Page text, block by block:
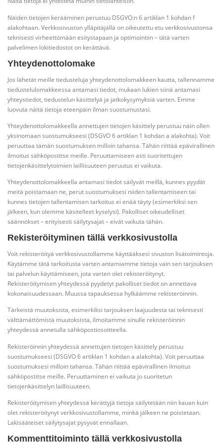
Näiden tietojen kerääminen perustuu DSGVO:n 6 artiklan 1 kohdan f
alakohtaan. Verkkosivuston ylläpitäjällä on oikeutettu etu verkkosivustonsa
teknisesti virheettömään esitystapaan ja optimointiin – tätä varten
palvelimen lokitiedostot on kerättävä.
Yhteydenottolomake
Jos lähetät meille tiedusteluja yhteydenottolomakkeen kautta, tallennamme
tiedustelulomakkeessa antamasi tiedot, mukaan lukien siinä antamasi
yhteystiedot, tiedustelun käsittelyä ja jatkokysymyksiä varten. Emme
luovuta näitä tietoja eteenpäin ilman suostumustasi.
Yhteydenottolomakkeella annettujen tietojen käsittely perustuu näin ollen
yksinomaan suostumukseesi (DSGVO 6 artiklan 1 kohdan a alakohta). Voit
peruuttaa tämän suostumuksen milloin tahansa. Tähän riittää epävirallinen
ilmoitus sähköpostitse meille. Peruuttamiseen asti suoritettujen
tietojenkäsittelytoimien laillisuuteen peruutus ei vaikuta.
Yhteydenottolomakkeella antamasi tiedot säilyvät meillä, kunnes pyydät
meitä poistamaan ne, perut suostumuksesi niiden tallentamiseen tai
kunnes tietojen tallentamisen tarkoitus ei enää täyty (esimerkiksi sen
jälkeen, kun olemme käsitelleet kyselysi). Pakolliset oikeudelliset
säännökset – erityisesti säilytysajat – eivät vaikuta tähän.
Rekisteröityminen tällä verkkosivustolla
Voit rekisteröityä verkkosivustollamme käyttääksesi sivuston lisätoimintoja.
Käytämme tätä tarkoitusta varten antamiamme tietoja vain sen tarjouksen
tai palvelun käyttämiseen, jota varten olet rekisteröitynyt.
Rekisteröitymisen yhteydessä pyydetyt pakolliset tiedot on annettava
kokonaisuudessaan. Muussa tapauksessa hylkäämme rekisteröinnin.
Tärkeistä muutoksista, esimerkiksi tarjouksen laajuudesta tai teknisesti
välttämättömistä muutoksista, ilmoitamme sinulle rekisteröinnin
yhteydessä annetulla sähköpostiosoitteella.
Rekisteröinnin yhteydessä annettujen tietojen käsittely perustuu
suostumukseesi (DSGVO 6 artiklan 1 kohdan a alakohta). Voit peruuttaa
suostumuksesi milloin tahansa. Tähän riittää epävirallinen ilmoitus
sähköpostitse meille. Peruuttaminen ei vaikuta jo suoritetun
tietojenkäsittelyn laillisuuteen.
Rekisteröitymisen yhteydessä kerättyjä tietoja säilytetään niin kauan kuin
olet rekisteröitynyt verkkosivustollamme, minkä jälkeen ne poistetaan.
Lakisääteiset säilytysajat pysyvät ennallaan.
Kommenttitoiminto tällä verkkosivustolla